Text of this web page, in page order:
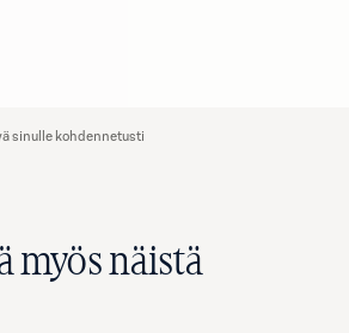
sinulle kohdennetusti
myös näistä